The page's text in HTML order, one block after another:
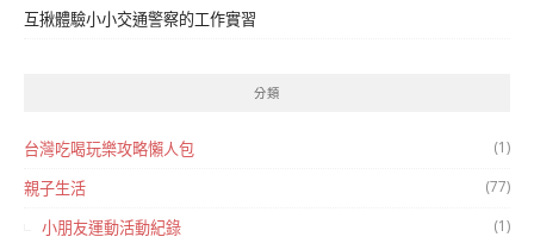
互揪體驗小小交通警察的工作實習
分類
台灣吃喝玩樂攻略懶人包 (1)
親子生活 (77)
小朋友運動活動紀錄 (1)